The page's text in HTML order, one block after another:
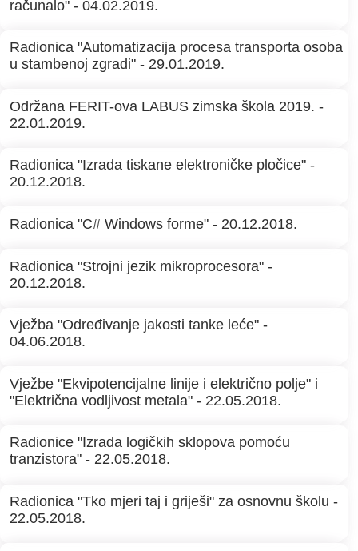
računalo" - 04.02.2019.
Radionica "Automatizacija procesa transporta osoba
u stambenoj zgradi" - 29.01.2019.
Održana FERIT-ova LABUS zimska škola 2019. -
22.01.2019.
Radionica "Izrada tiskane elektroničke pločice" -
20.12.2018.
Radionica "C# Windows forme" - 20.12.2018.
Radionica "Strojni jezik mikroprocesora" -
20.12.2018.
Vježba "Određivanje jakosti tanke leće" -
04.06.2018.
Vježbe "Ekvipotencijalne linije i električno polje" i
"Električna vodljivost metala" - 22.05.2018.
Radionice "Izrada logičkih sklopova pomoću
tranzistora" - 22.05.2018.
Radionica "Tko mjeri taj i griješi" za osnovnu školu -
22.05.2018.